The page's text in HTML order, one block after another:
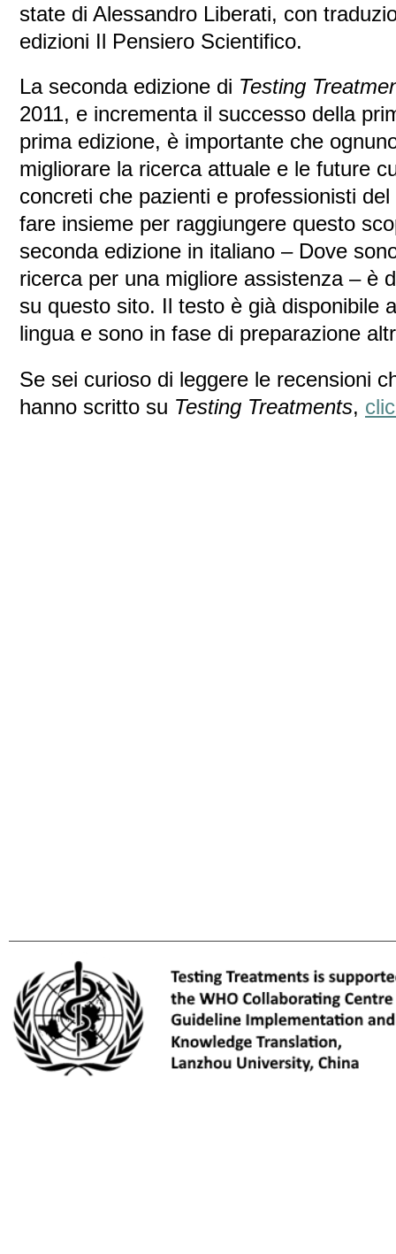
state di Alessandro Liberati, con
edizioni Il Pensiero Scientifico.
La seconda edizione di Testing
2011, e incrementa il successo della
prima edizione, è importante che
migliorare la ricerca attuale e le future
concreti che pazienti e professionisti
fare insieme per raggiungere questo
seconda edizione in italiano – Dove
ricerca per una migliore assistenza – è
su questo sito. Il testo è già disponibile
lingua e sono in fase di preparazione
Se sei curioso di leggere le recensioni
hanno scritto su Testing Treatments,